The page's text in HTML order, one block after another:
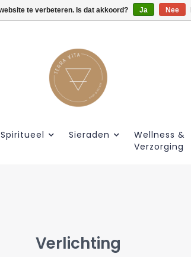
Gratis verzendig vanaf €55.
Spiritueel Sieraden
Wellness &
Verzorging
Verlichting
te verbeteren. Is dat akkoord? Ja Nee